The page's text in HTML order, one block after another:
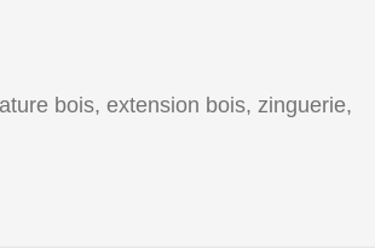
bois, extension bois, zinguerie,